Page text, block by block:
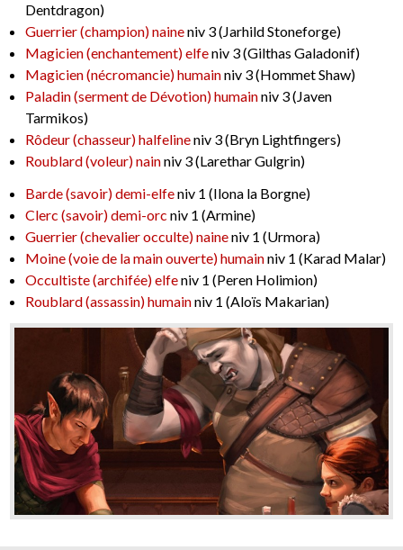
Dentdragon)
Guerrier (champion) naineniv 3 (Jarhild Stoneforge)
Magicien (enchantement) elfeniv 3 (Gilthas Galadonif)
Magicien (nécromancie) humainniv 3 (Hommet Shaw)
Paladin (serment de Dévotion) humainniv 3 (Javen
Tarmikos)
Rôdeur (chasseur) halfelineniv 3 (Bryn Lightfingers)
Roublard (voleur) nainniv 3 (Larethar Gulgrin)
Barde (savoir) demi-elfeniv 1 (Ilona la Borgne)
Clerc (savoir) demi-orc niv 1 (Armine)
Guerrier (chevalier occulte) naineniv 1 (Urmora)
Moine (voie de la main ouverte) humainniv 1 (Karad Malar)
Occultiste (archifée) elfeniv 1 (Peren Holimion)
Roublard (assassin) humainniv 1 (Aloïs Makarian)